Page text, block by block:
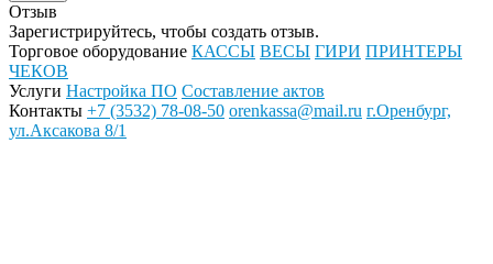
Отзыв
Зарегистрируйтесь, чтобы создать отзыв.
Торговое оборудование КАССЫ ВЕСЫ ГИРИ ПРИНТЕРЫ
ЧЕКОВ
Услуги Настройка ПО Составление актов
Контакты +7 (3532) 78-08-50 orenkassa@mail.ru г.Оренбург,
ул.Аксакова 8/1